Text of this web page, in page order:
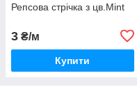
Репсова стрічка з цв.Mint
3 ₴/м
Купити